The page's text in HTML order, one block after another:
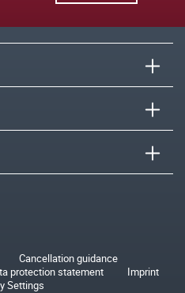
Cancellation guidance
protection statement
Imprint
Settings